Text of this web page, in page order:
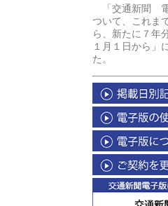
「交通新聞 電
ついて、これま
ら、新たに７年
１月１日から」
た。